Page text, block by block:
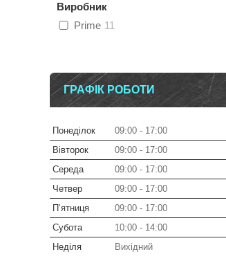
Виробник
Prime 11
ГРАФІК РОБОТИ
Понеділок 09:00
17:00
Вівторок
09:00
17:00
Середа
09:00
17:00
Четвер
09:00
17:00
Пʼятниця
09:00
17:00
Субота
10:00
14:00
Неділя
Вихідний